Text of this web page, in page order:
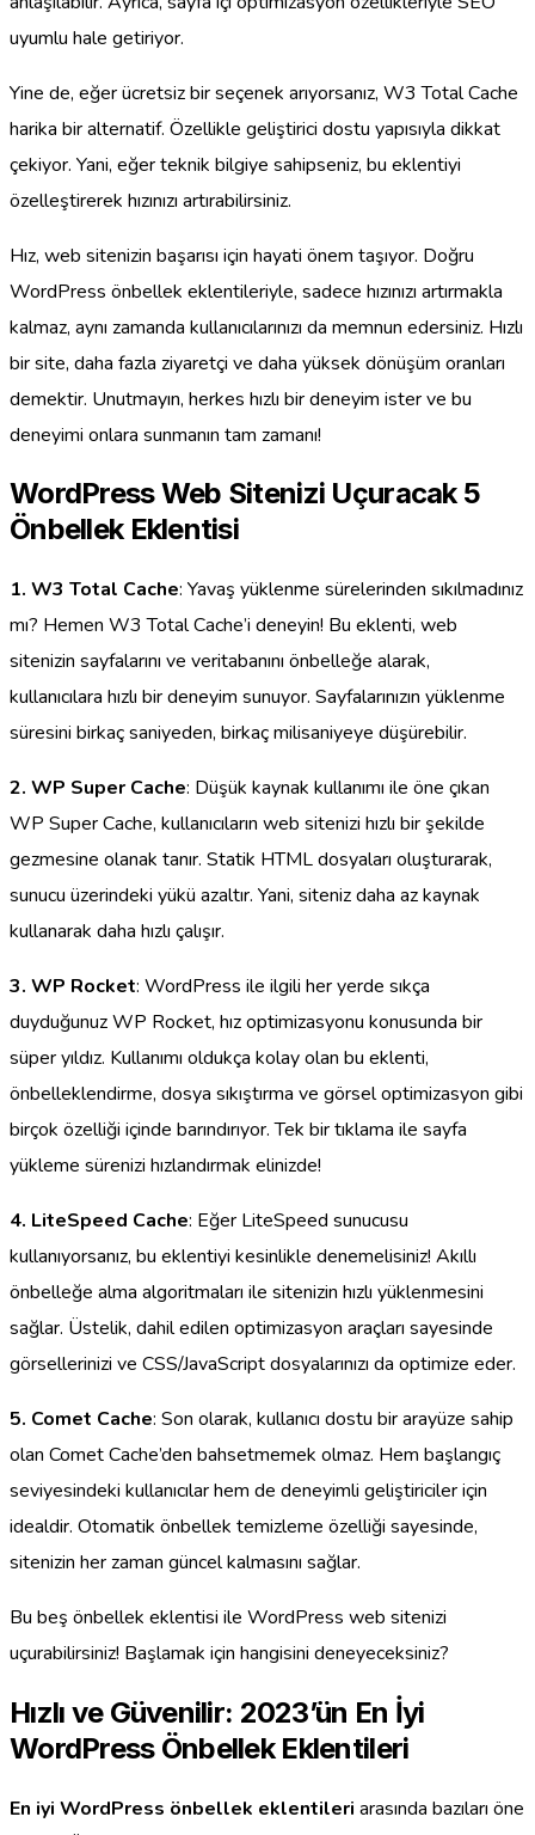
uyumlu hale getiriyor.
Yine de, eğer ücretsiz bir seçenek arıyorsanız, W3 Total Cache
harika bir alternatif. Özellikle geliştirici dostu yapısıyla dikkat
çekiyor. Yani, eğer teknik bilgiye sahipseniz, bu eklentiyi
özelleştirerek hızınızı artırabilirsiniz.
Hız, web sitenizin başarısı için hayati önem taşıyor. Doğru
WordPress önbellek eklentileriyle, sadece hızınızı artırmakla
kalmaz, aynı zamanda kullanıcılarınızı da memnun edersiniz. Hızlı
bir site, daha fazla ziyaretçi ve daha yüksek dönüşüm oranları
demektir. Unutmayın, herkes hızlı bir deneyim ister ve bu
deneyimi onlara sunmanın tam zamanı!
WordPress Web Sitenizi Uçuracak 5
Önbellek Eklentisi
1. W3 Total Cache: Yavaş yüklenme sürelerinden sıkılmadınız
mı? Hemen W3 Total Cache’i deneyin! Bu eklenti, web
sitenizin sayfalarını ve veritabanını önbelleğe alarak,
kullanıcılara hızlı bir deneyim sunuyor. Sayfalarınızın yüklenme
süresini birkaç saniyeden, birkaç milisaniyeye düşürebilir.
2. WP Super Cache: Düşük kaynak kullanımı ile öne çıkan
WP Super Cache, kullanıcıların web sitenizi hızlı bir şekilde
gezmesine olanak tanır. Statik HTML dosyaları oluşturarak,
sunucu üzerindeki yükü azaltır. Yani, siteniz daha az kaynak
kullanarak daha hızlı çalışır.
3. WP Rocket: WordPress ile ilgili her yerde sıkça
duyduğunuz WP Rocket, hız optimizasyonu konusunda bir
süper yıldız. Kullanımı oldukça kolay olan bu eklenti,
önbelleklendirme, dosya sıkıştırma ve görsel optimizasyon gibi
birçok özelliği içinde barındırıyor. Tek bir tıklama ile sayfa
yükleme sürenizi hızlandırmak elinizde!
4. LiteSpeed Cache: Eğer LiteSpeed sunucusu
kullanıyorsanız, bu eklentiyi kesinlikle denemelisiniz! Akıllı
önbelleğe alma algoritmaları ile sitenizin hızlı yüklenmesini
sağlar. Üstelik, dahil edilen optimizasyon araçları sayesinde
görsellerinizi ve CSS/JavaScript dosyalarınızı da optimize eder.
5. Comet Cache: Son olarak, kullanıcı dostu bir arayüze sahip
olan Comet Cache’den bahsetmemek olmaz. Hem başlangıç
seviyesindeki kullanıcılar hem de deneyimli geliştiriciler için
idealdir. Otomatik önbellek temizleme özelliği sayesinde,
sitenizin her zaman güncel kalmasını sağlar.
Bu beş önbellek eklentisi ile WordPress web sitenizi
uçurabilirsiniz! Başlamak için hangisini deneyeceksiniz?
Hızlı ve Güvenilir: 2023’ün En İyi
WordPress Önbellek Eklentileri
En iyi WordPress önbellek eklentileri arasında bazıları öne